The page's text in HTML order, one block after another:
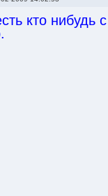
кто